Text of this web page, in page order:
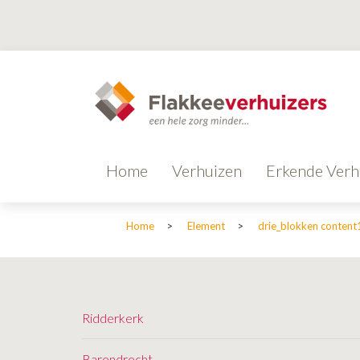
Home Verhuizen Erkende
Home > Element > drie_blokken
Ridderkerk